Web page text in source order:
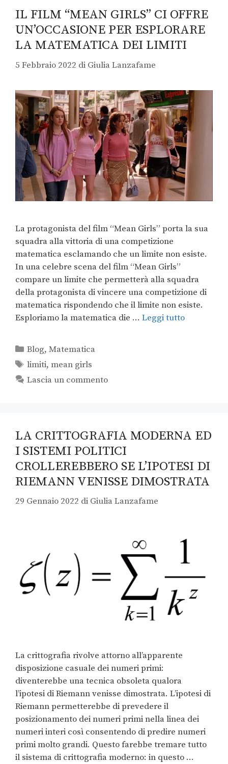
IL FILM “MEAN GIRLS” CI OFFRE
UN’OCCASIONE PER ESPLORARE
LA MATEMATICA DEI LIMITI
5 Febbraio 2022 di Giulia Lanzafame
La protagonista del film “Mean Girls” porta la sua
squadra alla vittoria di una competizione
matematica esclamando che un limite non esiste.
In una celebre scena del film “Mean Girls”
compare un limite che permetterà alla squadra
della protagonista di vincere una competizione di
matematica rispondendo che il limite non esiste.
Esploriamo la matematica die … Leggi tutto
Blog,Matematica
limiti,mean girls
Lascia un commento
LA CRITTOGRAFIA MODERNA ED
I SISTEMI POLITICI
CROLLEREBBERO SE L’IPOTESI DI
RIEMANN VENISSE DIMOSTRATA
29 Gennaio 2022 di Giulia Lanzafame
La crittografia rivolve attorno all’apparente
disposizione casuale dei numeri primi:
diventerebbe una tecnica obsoleta qualora
l’ipotesi di Riemann venisse dimostrata. L’ipotesi di
Riemann permetterebbe di prevedere il
posizionamento dei numeri primi nella linea dei
numeri interi così consentendo di predire numeri
primi molto grandi. Questo farebbe tremare tutto
il sistema di crittografia moderno: in questo …